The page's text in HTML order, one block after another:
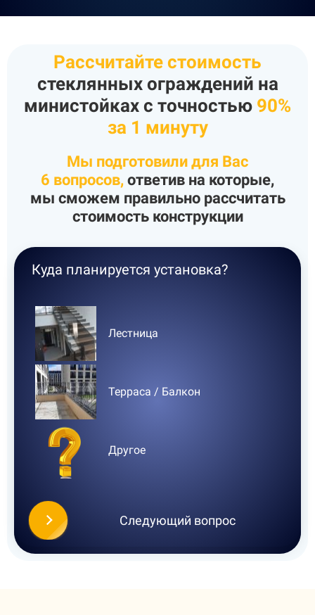
Рассчитайте стоимость
стеклянных ограждений на
министойках с точностью 90%
за 1 минуту
Мы подготовили для Вас
6 вопросов, ответив на которые,
мы сможем правильно рассчитать
стоимость конструкции
Куда планируется установка?
Лестница
Терраса / Балкон
Другое
Следующий вопрос